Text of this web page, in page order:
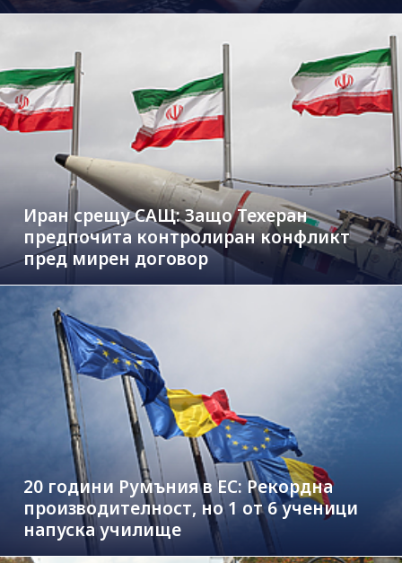
Иран срещу САЩ: Защо Техеран
предпочита контролиран конфликт
пред мирен договор
20 години Румъния в ЕС: Рекордна
производителност, но 1 от 6 ученици
напуска училище